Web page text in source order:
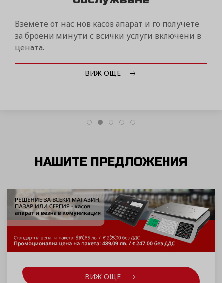
Контролирайте бизнеса си само от един портал
чрез дистанционна връзка с вашите фискални
устройства Дейзи от всяка точка на света!
НАШИТЕ ПРЕДЛОЖЕНИЯ
ВИЖ ОЩЕ